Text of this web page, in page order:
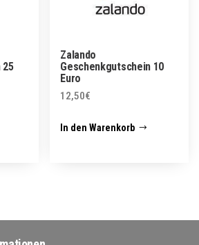
25
Zalando
Geschenkgutschein 10
Euro
12,50€
In den Warenkorb